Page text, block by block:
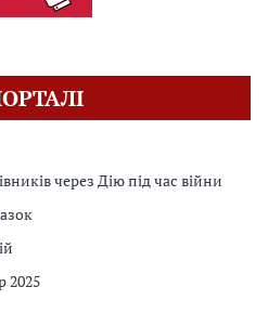
через Дію під час війни
2025